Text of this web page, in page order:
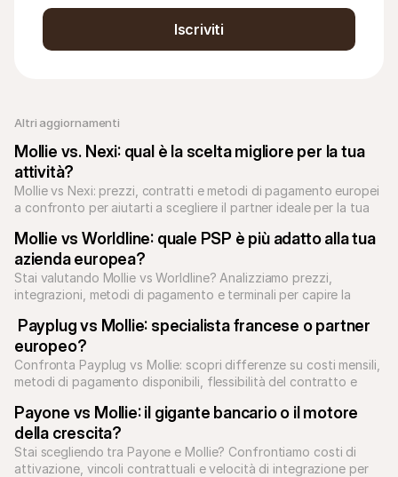
Altri aggiornamenti
Mollie vs. Nexi: qual è la scelta migliore per la tua
attività?
Mollie vs Nexi: prezzi, contratti e metodi di pagamento europei
a confronto per aiutarti a scegliere il partner ideale per la tua
Mollie vs Worldline: quale PSP è più adatto alla tua
azienda europea?
Stai valutando Mollie vs Worldline? Analizziamo prezzi,
integrazioni, metodi di pagamento e terminali per capire la
europeo?
Confronta Payplug vs Mollie: scopri differenze su costi mensili,
metodi di pagamento disponibili, flessibilità del contratto e
Payone vs Mollie: il gigante bancario o il motore
della crescita?
Stai scegliendo tra Payone e Mollie? Confrontiamo costi di
attivazione, vincoli contrattuali e velocità di integrazione per
Iscriviti